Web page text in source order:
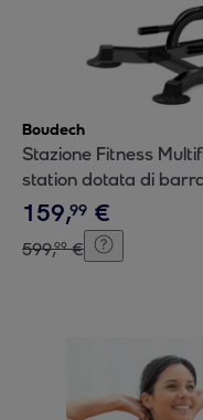
Boudech
Stazione Fitness
station dotata di
addominali
159,99 €
599,99 €